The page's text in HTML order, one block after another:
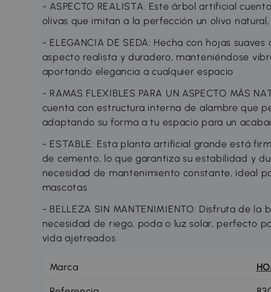
- ASPECTO REALISTA: Este árbol artificial
olivas que imitan a la perfección un olivo
- ELEGANCIA DE SEDA: Hecha con hojas
aspecto realista y duradero, manteniéndose
aportando elegancia a cualquier espacio
- RAMAS FLEXIBLES PARA UN ASPECTO MÁS
cuenta con estructura interna de alambre que
adaptando su forma a tu espacio para un
- ESTABLE: Esta planta artificial grande está
de cemento, lo que garantiza su estabilidad y
necesidad de mantenimiento constante, ideal
mascotas
- BELLEZA SIN MANTENIMIENTO: Disfruta de
necesidad de riego, poda o luz solar, perfecto
vida ajetreados
Marca